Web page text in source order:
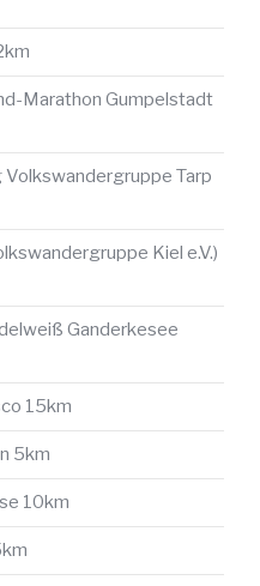
Marathon Gumpelstadt
Volkswandergruppe Tarp
Kiel e.V.)
Ganderkesee
15km
5km
10km